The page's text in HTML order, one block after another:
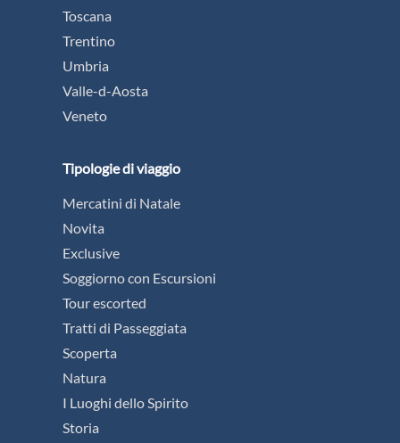
Toscana
Trentino
Umbria
Valle-d-Aosta
Veneto
Tipologie di viaggio
Mercatini di Natale
Novita
Exclusive
Soggiorno con Escursioni
Tour escorted
Tratti di Passeggiata
Scoperta
Natura
I Luoghi dello Spirito
Storia